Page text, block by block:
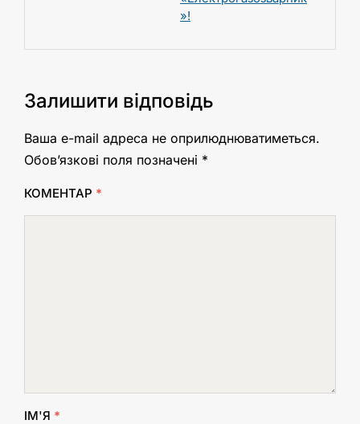
»!
Залишити відповідь
Ваша e-mail адреса не оприлюднюватиметься.
Обов’язкові поля позначені *
КОМЕНТАР *
ІМ'Я *